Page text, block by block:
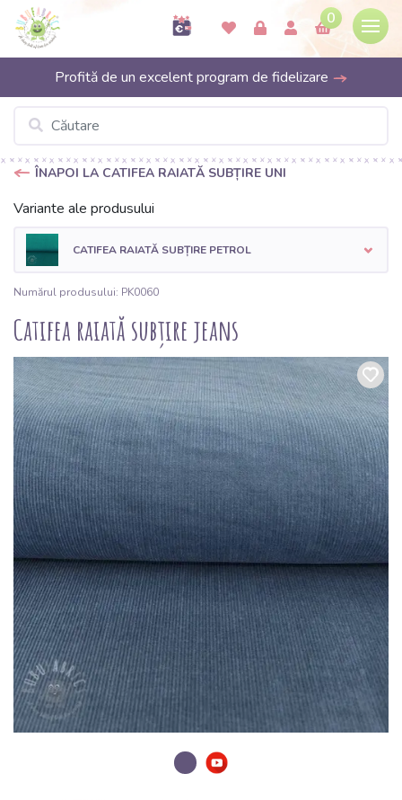
0
Profită de un excelent program de fidelizare
ÎNAPOI LA CATIFEA RAIATĂ SUBȚIRE UNI
Variante ale produsului
CATIFEA RAIATĂ SUBȚIRE PETROL
Numărul produsului: PK0060
Catifea raiată subțire jeans